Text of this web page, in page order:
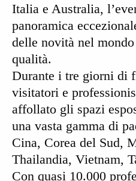
Italia e Australia,
panoramica
delle novità nel
qualità.
Durante i tre giorni di
visitatori e
affollato gli spazi
una vasta gamma di
Cina, Corea del Sud,
Thailandia, Vietnam,
Con quasi 10.000